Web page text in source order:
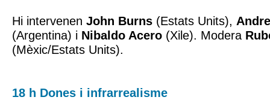
Hi intervenen John Burns (Estats Units),
(Argentina) i Nibaldo Acero (Xile). Modera
(Mèxic/Estats Units).
18 h Dones i infrarrealisme